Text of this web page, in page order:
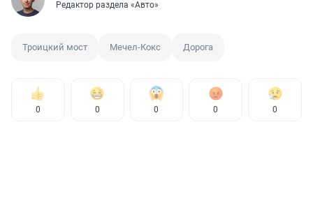
Редактор раздела «Авто»
Троицкий мост Мечел-Кокс Дорога
0 0 0 0 0